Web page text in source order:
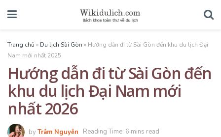
Trang chủ » Du lịch Sài Gòn » Hướng dẫn đi từ Sài Gòn đến khu du lịch Đại
Nam mới nhất 2025
Hướng dẫn đi từ Sài Gòn đến
khu du lịch Đại Nam mới
nhất 2026
byTrâm Nguyễn Reading Time: 6 mins read